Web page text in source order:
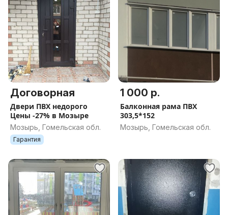
Договорная
Двери ПВХ недорого
Цены -27% в Мозыре
Мозырь, Гомельская обл.
Гарантия
1 000 р.
Балконная рама ПВХ
303,5*152
Мозырь, Гомельская обл.